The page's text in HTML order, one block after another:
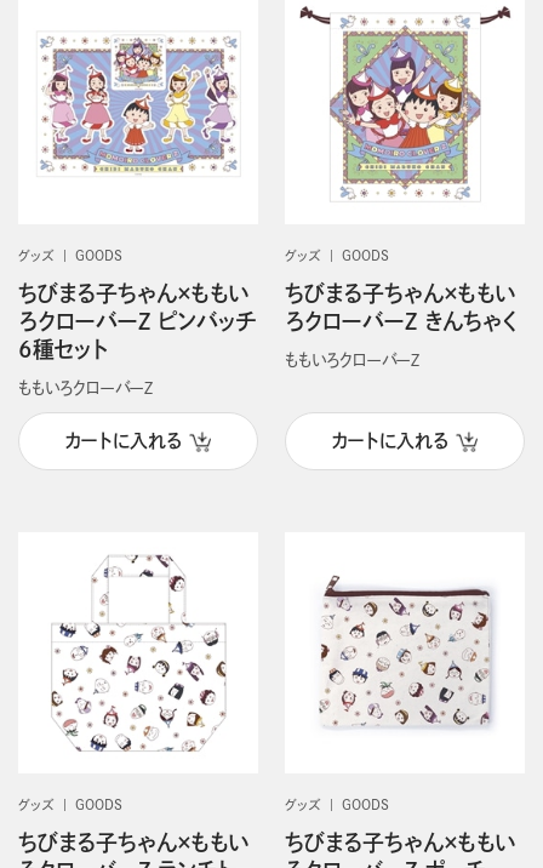
グッズ GOODS
ちびまる子ちゃん×ももい
ろクローバーZ ピンバッチ
6種セット
ももいろクローバーＺ
カートに入れる
グッズ GOODS
ちびまる子ちゃん×ももい
ろクローバーZ きんちゃく
ももいろクローバーＺ
カートに入れる
グッズ GOODS
ちびまる子ちゃん×ももい
グッズ GOODS
ちびまる子ちゃん×ももい